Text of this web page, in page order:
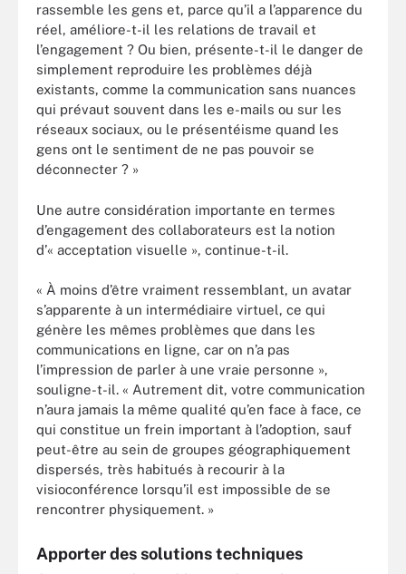
rassemble les gens et, parce qu’il a l’apparence du
réel, améliore-t-il les relations de travail et
l’engagement ? Ou bien, présente-t-il le danger de
simplement reproduire les problèmes déjà
existants, comme la communication sans nuances
qui prévaut souvent dans les e-mails ou sur les
réseaux sociaux, ou le présentéisme quand les
gens ont le sentiment de ne pas pouvoir se
déconnecter ? »
Une autre considération importante en termes
d’engagement des collaborateurs est la notion
d’« acceptation visuelle », continue-t-il.
« À moins d’être vraiment ressemblant, un avatar
s’apparente à un intermédiaire virtuel, ce qui
génère les mêmes problèmes que dans les
communications en ligne, car on n’a pas
l’impression de parler à une vraie personne »,
souligne-t-il. « Autrement dit, votre communication
n’aura jamais la même qualité qu’en face à face, ce
qui constitue un frein important à l’adoption, sauf
peut-être au sein de groupes géographiquement
dispersés, très habitués à recourir à la
visioconférence lorsqu’il est impossible de se
rencontrer physiquement. »
Apporter des solutions techniques